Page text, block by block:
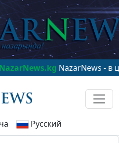
NazarNews - в центре
Русский